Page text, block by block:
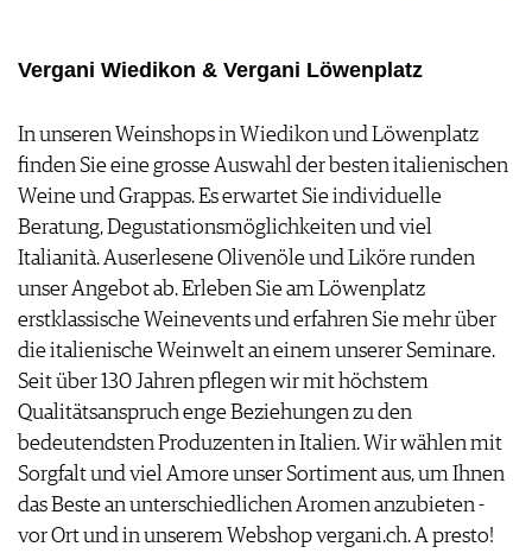
REZEPTE
WEINREISEN
EXTRAS
ABO
AUSGABE
ARCHIV
VORTEILSWELT
APPS
BILDSTRECKEN
BÜCHER
WEINWIRTSCHAFT
WEINSZENE
PORTRAITS
VINOPHILES
ARCHIV
ANMELDEN
VORTEILSWELT
REDAKTION
Vergani Wiedikon & Vergani Löwenplatz
In unseren Weinshops in Wiedikon und Löwenplatz
finden Sie eine grosse Auswahl der besten italienischen
Weine und Grappas. Es erwartet Sie individuelle
Beratung, Degustationsmöglichkeiten und viel
Italianità. Auserlesene Olivenöle und Liköre runden
unser Angebot ab. Erleben Sie am Löwenplatz
erstklassische Weinevents und erfahren Sie mehr über
die italienische Weinwelt an einem unserer Seminare.
Seit über 130 Jahren pflegen wir mit höchstem
Qualitätsanspruch enge Beziehungen zu den
bedeutendsten Produzenten in Italien. Wir wählen mit
Sorgfalt und viel Amore unser Sortiment aus, um Ihnen
das Beste an unterschiedlichen Aromen anzubieten -
vor Ort und in unserem Webshop vergani.ch. A presto!